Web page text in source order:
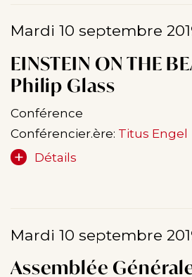
Mardi 10 septembre
EINSTEIN ON THE
Philip Glass
Conférence
Conférencier.ère: Titus Engel
Détails
Mardi 10 septembre
Assemblée